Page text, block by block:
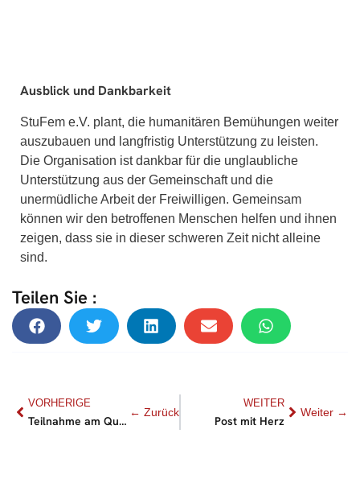
Ausblick und Dankbarkeit
StuFem e.V. plant, die humanitären Bemühungen weiter
auszubauen und langfristig Unterstützung zu leisten.
Die Organisation ist dankbar für die unglaubliche
Unterstützung aus der Gemeinschaft und die
unermüdliche Arbeit der Freiwilligen. Gemeinsam
können wir den betroffenen Menschen helfen und ihnen
zeigen, dass sie in dieser schweren Zeit nicht alleine
sind.
Teilen Sie :
VORHERIGE
Teilnahme am Qualifizierungsprogramm der Projektschmiede
WEITER
Post mit Herz